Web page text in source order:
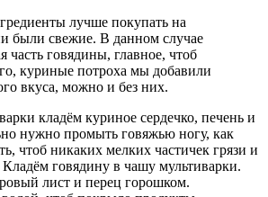
лучше покупать на
были свежие. В данном случае
часть говядины, главное, чтоб
куриные потроха мы добавили
вкуса, можно и без них.
кладём куриное сердечко, печень и
нужно промыть говяжью ногу, как
чтоб никаких мелких частичек грязи и
говядину в чашу мультиварки.
лист и перец горошком.